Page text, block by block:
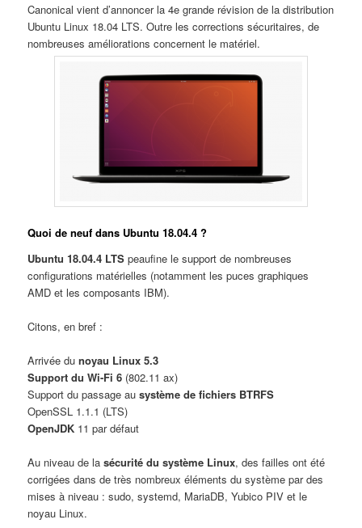
Canonical vient d’annoncer la 4e grande révision de la distribution
Ubuntu Linux 18.04 LTS. Outre les corrections sécuritaires, de
nombreuses améliorations concernent le matériel.
Quoi de neuf dans Ubuntu 18.04.4 ?
Ubuntu 18.04.4 LTS peaufine le support de nombreuses
configurations matérielles (notamment les puces graphiques
AMD et les composants IBM).
Citons, en bref :
Arrivée dunoyau Linux 5.3
Support du Wi-Fi 6 (802.11 ax)
Support du passage ausystème de fichiers BTRFS
OpenSSL 1.1.1 (LTS)
OpenJDK 11 par défaut
Au niveau de lasécurité du système Linux, des failles ont été
corrigées dans de très nombreux éléments du système par des
mises à niveau : sudo, systemd, MariaDB, Yubico PIV et le
noyau Linux.